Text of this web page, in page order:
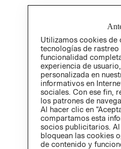
Utilizamos cookies de
tecnologías de
funcionalidad
experiencia de
personalizada en
informativos en
sociales. Con ese fin,
los patrones de
Al hacer clic en
compartamos esta
socios publicitarios. Al
bloquean las cookies
de contenido y